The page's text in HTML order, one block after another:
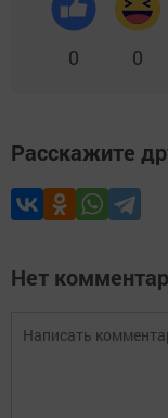
0 0
Расскажите
Нет